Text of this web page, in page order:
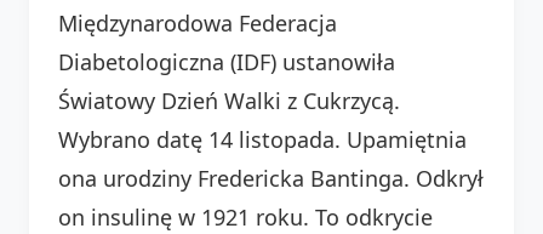
Międzynarodowa Federacja
Diabetologiczna (IDF) ustanowiła
Światowy Dzień Walki z Cukrzycą.
Wybrano datę 14 listopada. Upamiętnia
ona urodziny Fredericka Bantinga. Odkrył
on insulinę w 1921 roku. To odkrycie